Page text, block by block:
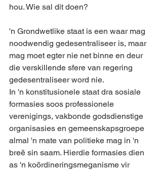
hou. Wie sal dit doen?
'n Grondwetlike staat is een waar mag
noodwendig gedesentraliseer is, maar
mag moet egter nie net binne en deur
die verskillende sfere van regering
gedesentraliseer word nie.
In 'n konstitusionele staat dra sosiale
formasies soos professionele
verenigings, vakbonde godsdienstige
organisasies en gemeenskapsgroepe
almal 'n mate van politieke mag in 'n
breë sin saam. Hierdie formasies dien
as 'n koördineringsmeganisme vir